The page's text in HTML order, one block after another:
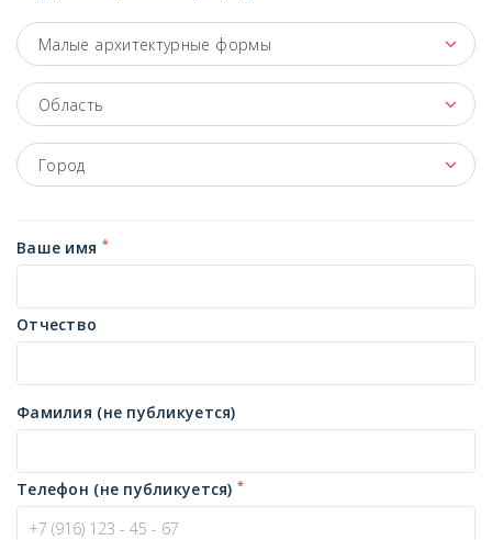
Малые архитектурные формы
Область
Город
Ваше имя *
Отчество
Фамилия (не публикуется)
Телефон (не публикуется) *